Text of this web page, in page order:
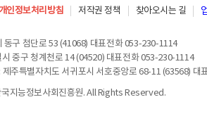
개인정보처리방침 저작권 정책 찾아오시는 길
동구 첨단로 53 (41068) 대표전화 053-230-1114
시 중구 청계천로 14 (04520) 대표전화 053-230-1114
: 제주특별자치도 서귀포시 서호중앙로 68-11 (63568) 대
지능정보사회진흥원. All Rights Reserved.